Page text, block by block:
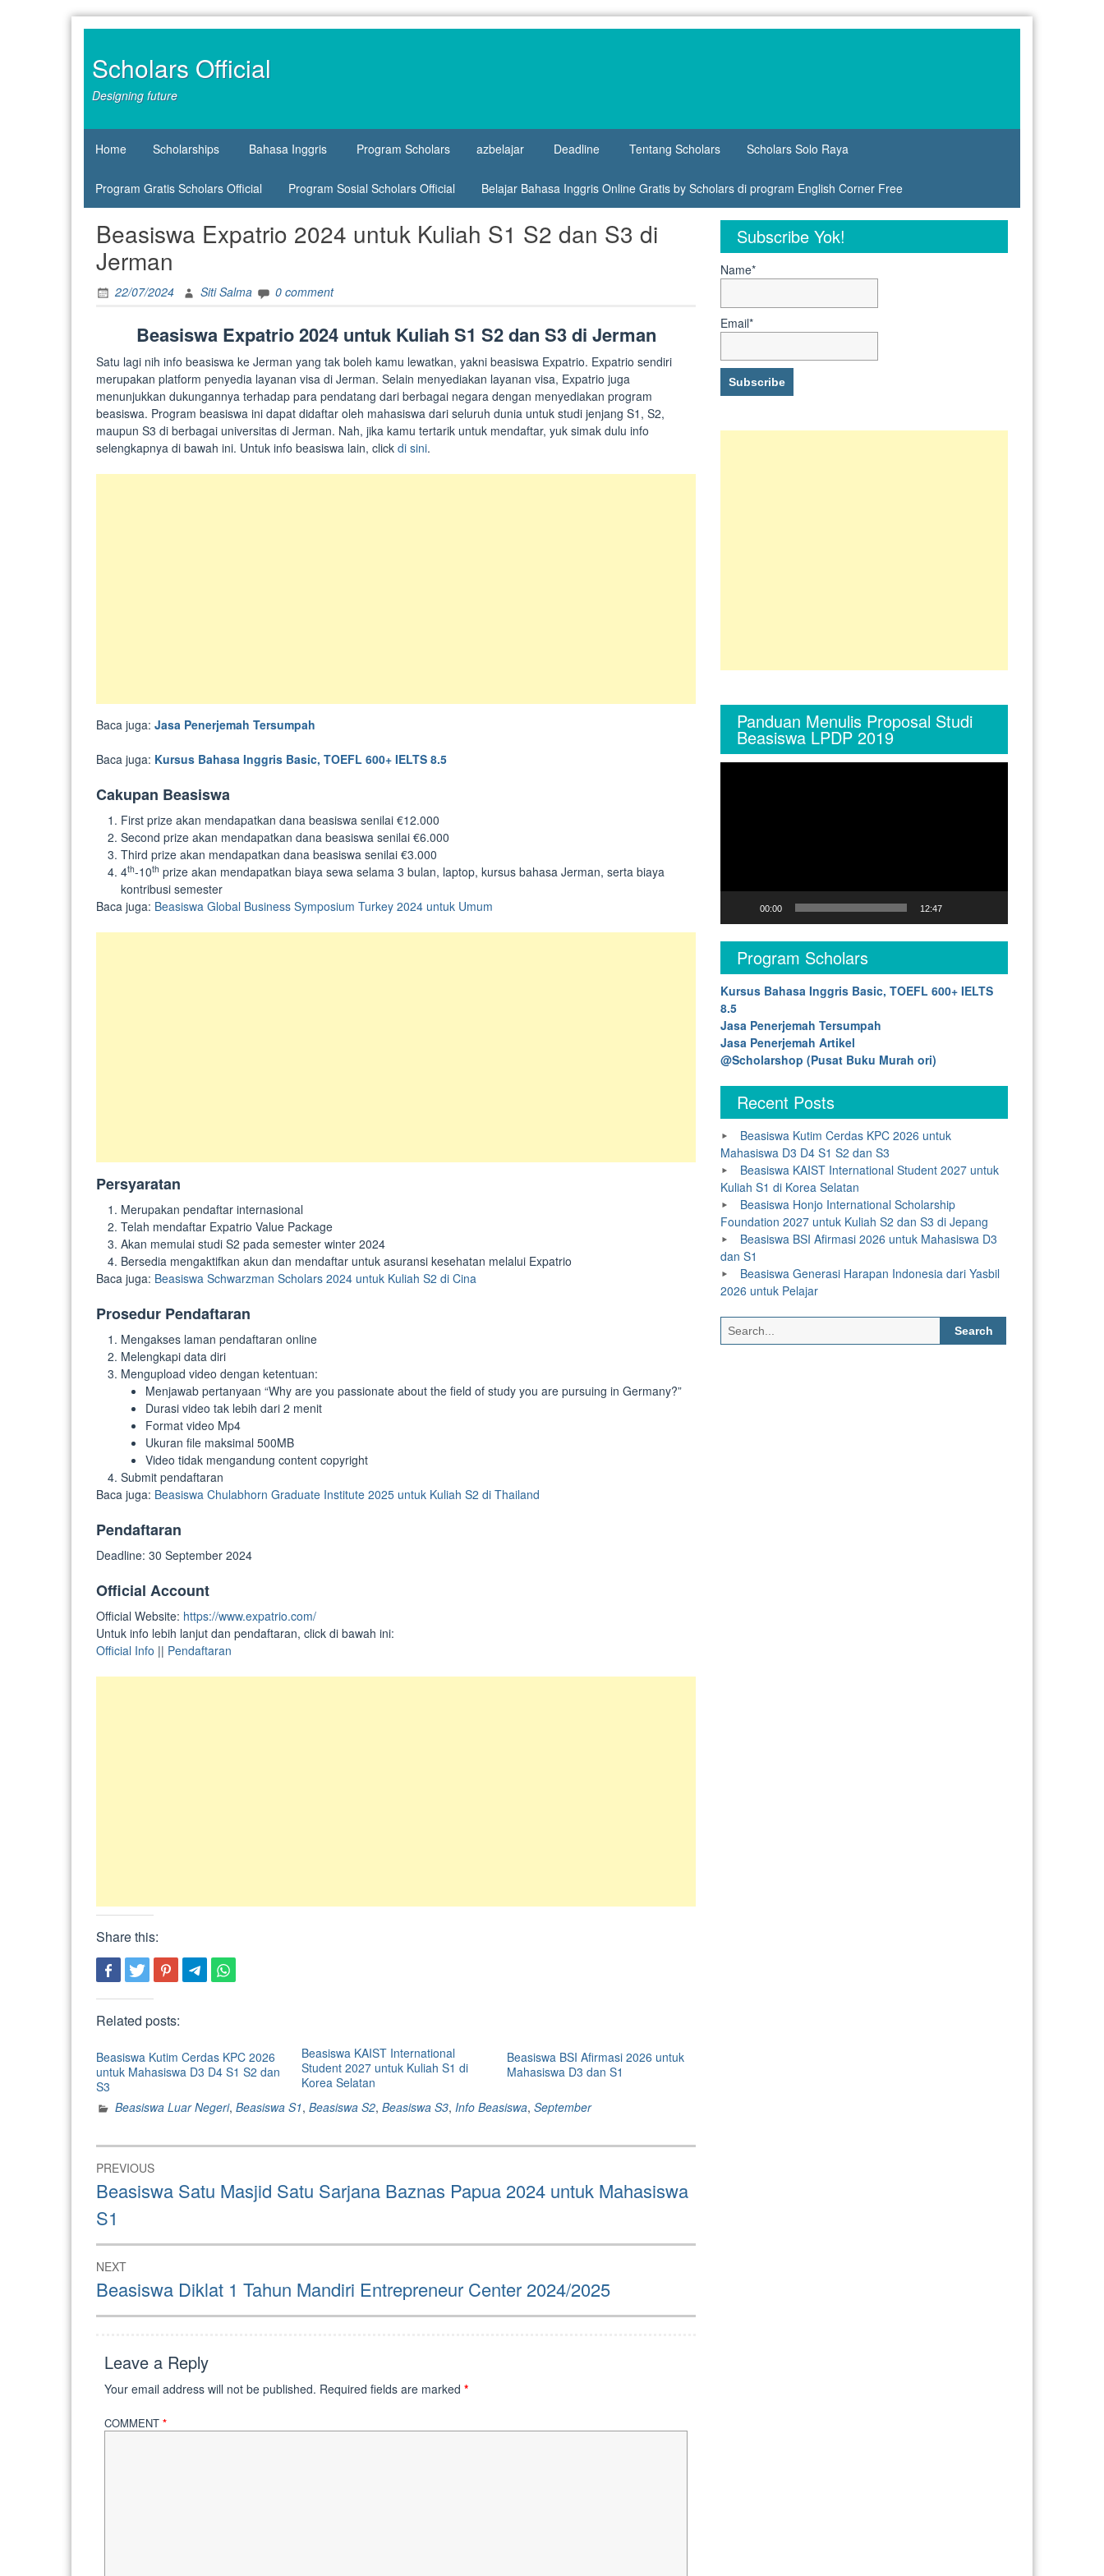
Scholars Official
Designing future
Home Scholarships Bahasa Inggris Program Scholars azbelajar Deadline Tentang Scholars Scholars Solo Raya
Program Gratis Scholars Official Program Sosial Scholars Official Belajar Bahasa Inggris Online Gratis by Scholars di program English Corner Free
Beasiswa Expatrio 2024 untuk Kuliah S1 S2 dan S3 di
Jerman
22/07/2024 Siti Salma 0 comment
Beasiswa Expatrio 2024 untuk Kuliah S1 S2 dan S3 di Jerman
Satu lagi nih info beasiswa ke Jerman yang tak boleh kamu lewatkan, yakni beasiswa Expatrio. Expatrio sendiri
merupakan platform penyedia layanan visa di Jerman. Selain menyediakan layanan visa, Expatrio juga
menunjukkan dukungannya terhadap para pendatang dari berbagai negara dengan menyediakan program
beasiswa. Program beasiswa ini dapat didaftar oleh mahasiswa dari seluruh dunia untuk studi jenjang S1, S2,
maupun S3 di berbagai universitas di Jerman. Nah, jika kamu tertarik untuk mendaftar, yuk simak dulu info
selengkapnya di bawah ini. Untuk info beasiswa lain, click di sini.
Baca juga: Jasa Penerjemah Tersumpah
Baca juga: Kursus Bahasa Inggris Basic, TOEFL 600+ IELTS 8.5
Cakupan Beasiswa
First prize akan mendapatkan dana beasiswa senilai €12.000
Second prize akan mendapatkan dana beasiswa senilai €6.000
Third prize akan mendapatkan dana beasiswa senilai €3.000
4th-10th prize akan mendapatkan biaya sewa selama 3 bulan, laptop, kursus bahasa Jerman, serta biaya
kontribusi semester
Baca juga: Beasiswa Global Business Symposium Turkey 2024 untuk Umum
Persyaratan
Merupakan pendaftar internasional
Telah mendaftar Expatrio Value Package
Akan memulai studi S2 pada semester winter 2024
Bersedia mengaktifkan akun dan mendaftar untuk asuransi kesehatan melalui Expatrio
Baca juga: Beasiswa Schwarzman Scholars 2024 untuk Kuliah S2 di Cina
Prosedur Pendaftaran
Mengakses laman pendaftaran online
Melengkapi data diri
Mengupload video dengan ketentuan:
Menjawab pertanyaan “Why are you passionate about the field of study you are pursuing in Germany?”
Durasi video tak lebih dari 2 menit
Format video Mp4
Ukuran file maksimal 500MB
Video tidak mengandung content copyright
Submit pendaftaran
Baca juga: Beasiswa Chulabhorn Graduate Institute 2025 untuk Kuliah S2 di Thailand
Pendaftaran
Deadline: 30 September 2024
Official Account
Official Website: https://www.expatrio.com/
Untuk info lebih lanjut dan pendaftaran, click di bawah ini:
Official Info || Pendaftaran
Share this:
Related posts:
Beasiswa Kutim Cerdas KPC 2026
untuk Mahasiswa D3 D4 S1 S2 dan
S3
Beasiswa KAIST International
Student 2027 untuk Kuliah S1 di
Korea Selatan
Beasiswa BSI Afirmasi 2026 untuk
Mahasiswa D3 dan S1
Beasiswa Luar Negeri, Beasiswa S1, Beasiswa S2, Beasiswa S3, Info Beasiswa, September
Post
navigation
PREVIOUS
Previous
post:
Beasiswa Satu Masjid Satu Sarjana Baznas Papua 2024 untuk Mahasiswa
S1
NEXT
Next
post:
Beasiswa Diklat 1 Tahun Mandiri Entrepreneur Center 2024/2025
Leave a Reply
Your email address will not be published. Required fields are marked *
COMMENT *
Subscribe Yok!
Name*
Email*
Panduan Menulis Proposal Studi
Beasiswa LPDP 2019
00:00 12:47
Program Scholars
Kursus Bahasa Inggris Basic, TOEFL 600+ IELTS
8.5
Jasa Penerjemah Tersumpah
Jasa Penerjemah Artikel
@Scholarshop (Pusat Buku Murah ori)
Recent Posts
Beasiswa Kutim Cerdas KPC 2026 untuk
Mahasiswa D3 D4 S1 S2 dan S3
Beasiswa KAIST International Student 2027 untuk
Kuliah S1 di Korea Selatan
Beasiswa Honjo International Scholarship
Foundation 2027 untuk Kuliah S2 dan S3 di Jepang
Beasiswa BSI Afirmasi 2026 untuk Mahasiswa D3
dan S1
Beasiswa Generasi Harapan Indonesia dari Yasbil
2026 untuk Pelajar
Search
for: